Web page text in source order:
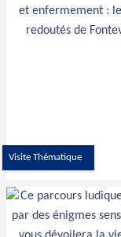
Visite Thématique